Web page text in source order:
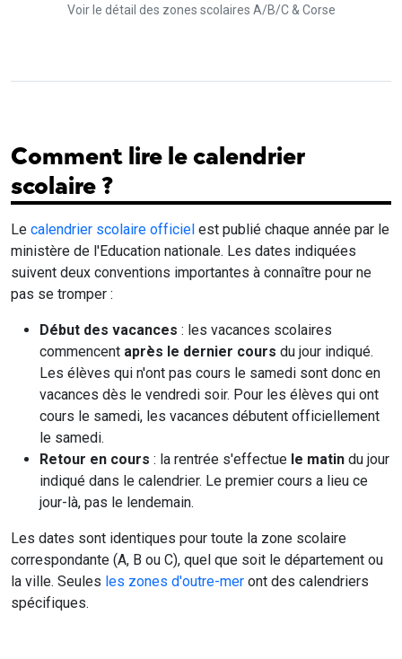
Voir le détail des zones scolaires A/B/C & Corse
Comment lire le calendrier
scolaire ?
Le calendrier scolaire officiel est publié chaque année par le
ministère de l'Education nationale. Les dates indiquées
suivent deux conventions importantes à connaître pour ne
pas se tromper :
Début des vacances : les vacances scolaires
commencent après le dernier cours du jour indiqué.
Les élèves qui n'ont pas cours le samedi sont donc en
vacances dès le vendredi soir. Pour les élèves qui ont
cours le samedi, les vacances débutent officiellement
le samedi.
Retour en cours : la rentrée s'effectue le matin du jour
indiqué dans le calendrier. Le premier cours a lieu ce
jour-là, pas le lendemain.
Les dates sont identiques pour toute la zone scolaire
correspondante (A, B ou C), quel que soit le département ou
la ville. Seules les zones d'outre-mer ont des calendriers
spécifiques.